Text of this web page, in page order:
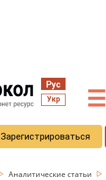
Рус
Укр ☰
Зарегистрироваться
Аналитические статьи